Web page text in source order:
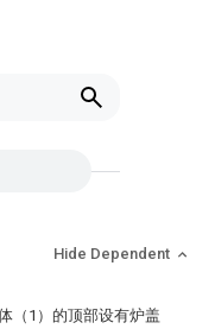
Hide Dependent
（1）的顶部设有炉盖